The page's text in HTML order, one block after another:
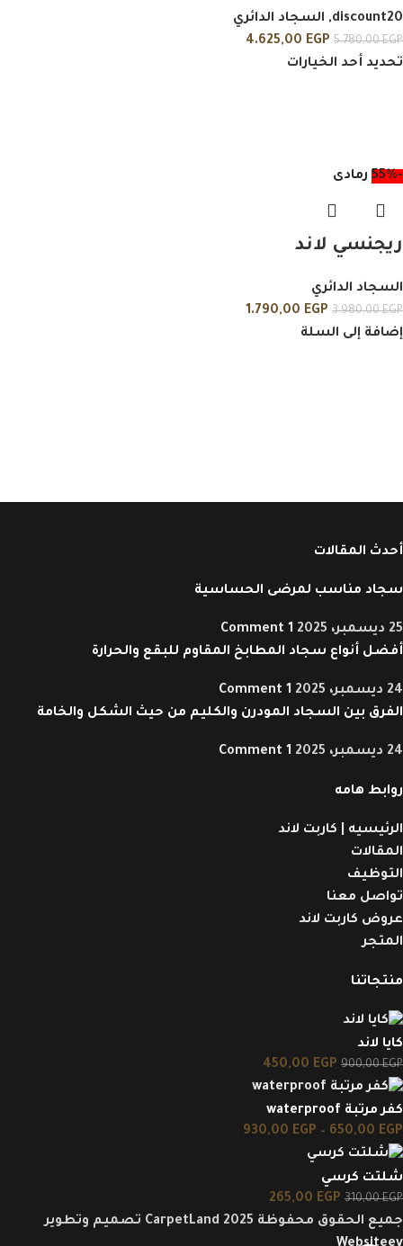
discount20
, السجاد الدائري
5.780,00EGP
4.625,00 EGP
تحديد أحد الخيارات
-55% رمادى
ريجنسي لاند
السجاد الدائري
3.980,00EGP
1.790,00 EGP
إضافة إلى السلة
أحدث المقالات
سجاد مناسب لمرضى الحساسية
25 ديسمبر، 2025
1 Comment
أفضل أنواع سجاد المطابخ المقاوم للبقع والحرارة
24 ديسمبر، 2025
1 Comment
الفرق بين السجاد المودرن والكليم من حيث الشكل والخامة
24 ديسمبر، 2025 1 Comment
روابط هامه
الرئيسيه | كاربت لاند
المقالات
التوظيف
تواصل معنا
عروض كاربت لاند
المتجر
منتجاتنا
كايا لاند
900,00EGP
450,00 EGP
كفر مرتبة waterproof
650,00 EGP
–
930,00 EGP
شلتت كرسي
310,00EGP
265,00 EGP
جميع الحقوق محفوظة CarpetLand 2025 تصميم وتطوير